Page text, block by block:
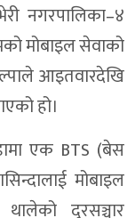
नगरपालिका–४
मोबाइल सेवाको
आइतवारदेखि
हो।
एक BTS (बेस
मोबाइल
दुरसञ्चार